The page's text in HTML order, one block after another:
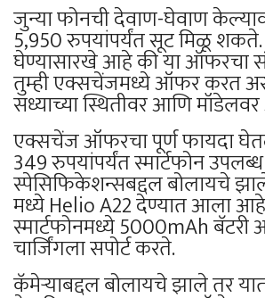
जुन्या फोनची देवाण-घेवाण
5,950 रुपयांपर्यंत सूट मिळू शकते.
घेण्यासारखे आहे की या ऑफरचा
तुम्ही एक्सचेंजमध्ये ऑफर करत
सध्याच्या स्थितीवर आणि
एक्सचेंज ऑफरचा पूर्ण फायदा
349 रुपयांपर्यंत स्मार्टफोन
स्पेसिफिकेशन्सबद्दल बोलायचे
मध्ये Helio A22 देण्यात आला आहे.
स्मार्टफोनमध्ये 5000mAh
चार्जिंगला सपोर्ट करते.
कॅमेऱ्याबद्दल बोलायचे झाले तर